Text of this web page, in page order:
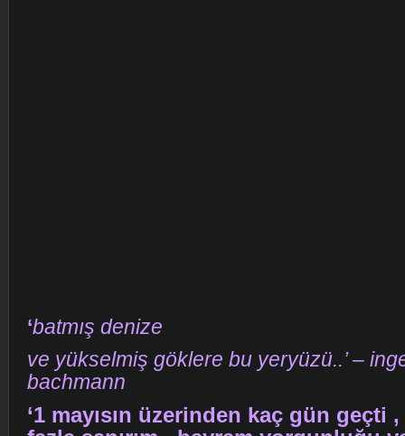
‘batmış denize
ve yükselmiş göklere bu yeryüzü..’ –
bachmann
‘1 mayısın üzerinden kaç gün geçti